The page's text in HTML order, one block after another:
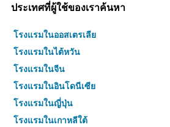
ประเทศที่ผู้ใช้ของเราค้นหา
โรงแรมในออสเตรเลีย
โรงแรมในไต้หวัน
โรงแรมในจีน
โรงแรมในอินโดนีเซีย
โรงแรมในญี่ปุ่น
โรงแรมในเกาหลีใต้